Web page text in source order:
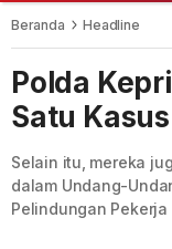
Beranda Headline
Polda
Satu
Selain itu, mereka
dalam Undang-
Pelindungan